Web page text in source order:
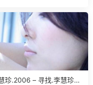
珍.2006 – 寻找.李慧珍